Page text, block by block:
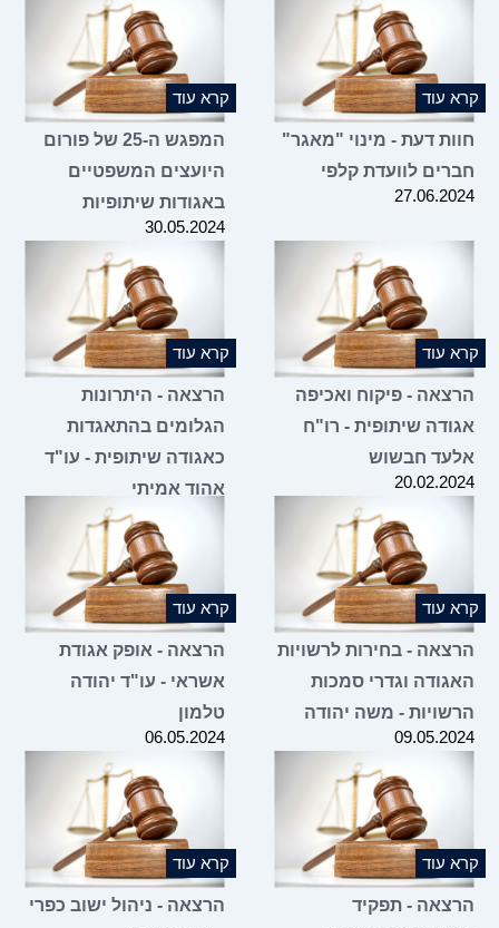
קרא עוד
חוות דעת - מינוי "מאגר"
חברים לוועדת קלפי
27.06.2024
קרא עוד
המפגש ה-25 של פורום
היועצים המשפטיים
באגודות שיתופיות
30.05.2024
קרא עוד
הרצאה - פיקוח ואכיפה
אגודה שיתופית - רו"ח
אלעד חבשוש
20.02.2024
קרא עוד
הרצאה - היתרונות
הגלומים בהתאגדות
כאגודה שיתופית - עו"ד
אהוד אמיתי
קרא עוד
הרצאה - בחירות לרשויות
האגודה וגדרי סמכות
הרשויות - משה יהודה
09.05.2024
קרא עוד
הרצאה - אופק אגודת
אשראי - עו"ד יהודה
טלמון
06.05.2024
קרא עוד
הרצאה - תפקיד
קרא עוד
הרצאה - ניהול ישוב כפרי